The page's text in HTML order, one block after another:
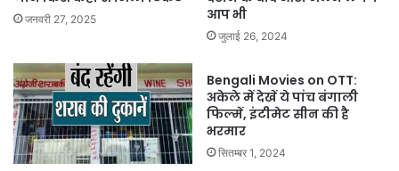
जनवरी 27, 2025
आप भी
जुलाई 26, 2024
Bengali Movies on OTT:
अकेले में देखें ये पांच बंगाली
फिल्में, इंटीमेट सीन की है
भरमार
सितम्बर 1, 2024